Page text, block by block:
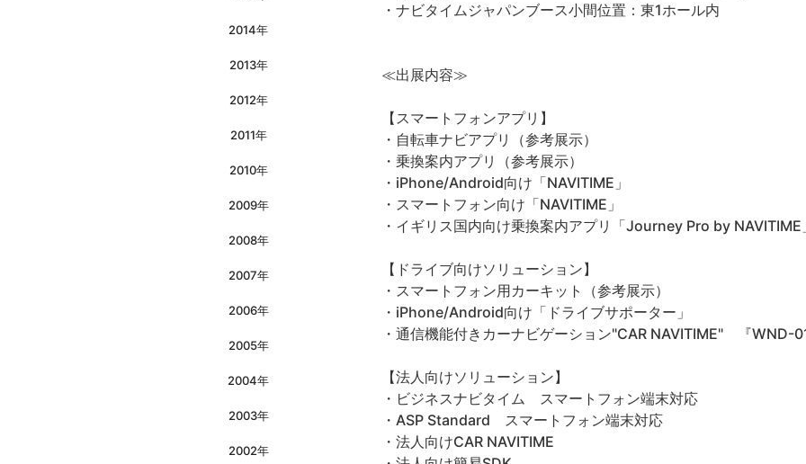
2014年
2013年
2012年
2011年
2010年
2009年
2008年
2007年
2006年
2005年
2004年
2003年
2002年
・ナビタイムジャパンブース小間位置：東1ホール内
≪出展内容≫
【スマートフォンアプリ】
・自転車ナビアプリ（参考展示）
・乗換案内アプリ（参考展示）
・iPhone/Android向け「NAVITIME」
・スマートフォン向け「NAVITIME」
・イギリス国内向け乗換案内アプリ「Journey Pro by NAVITIME
【ドライブ向けソリューション】
・スマートフォン用カーキット（参考展示）
・iPhone/Android向け「ドライブサポーター」
・通信機能付きカーナビゲーション"CAR NAVITIME" 『WND-
【法人向けソリューション】
・ビジネスナビタイム スマートフォン端末対応
・ASP Standard スマートフォン端末対応
・法人向けCAR NAVITIME